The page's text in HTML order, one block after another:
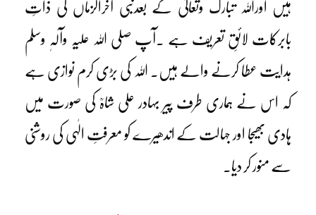
ہیں اوراللہ تبارک وتعالیٰ کے بعدنبی آخرالزماں کی ذاتِ
بابرکات لائقِ تعریف ہے ۔آپ صلی اللہ علیہ وآلہٖ وسلم
ہدایت عطا کرنے والے ہیں۔ اللہ کی بڑی کرم نوازی ہے
کہ اس نے ہماری طرف پیر بہادر علی شاہؒ کی صورت میں
ہادی بھیجا اور جہالت کے اندھیرے کو معرفتِ الٰہی کی روشنی
سے منور کر دیا۔